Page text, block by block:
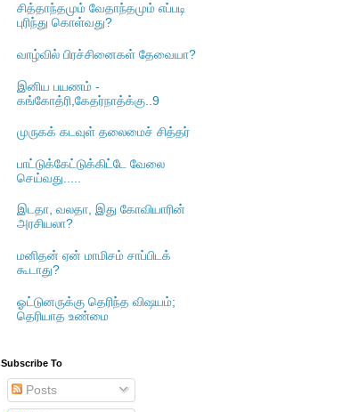
சித்தாந்தமும் வேதாந்தமும் எப்படி
புரிந்து கொள்வது?
வாழ்வில் பிரச்சினைகள் தேவையா?
இனிய பயணம் -
கங்கோத்ரி,கேதர்நாத்க்கு..9
முருகக் கடவுள் தலைமைச் சித்தர்
பாட்டுக்கேட்டுக்கிட்டே வேலை
செய்வது.....
இடதா, வலதா, இது கோவியாரின்
அரசியலா?
மனிதன் ஏன் மாமிசம் சாப்பிடக்
கூடாது?
ஓட்டுனருக்கு தெரிந்த விஷயம்;
தெரியாத உண்மை
Subscribe To
Posts